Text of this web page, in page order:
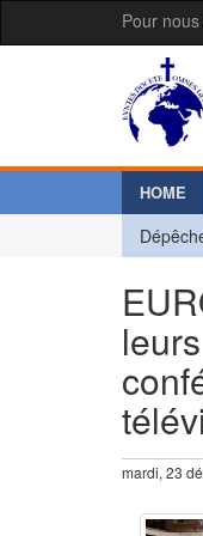
Pour
HOME
mardi, 23